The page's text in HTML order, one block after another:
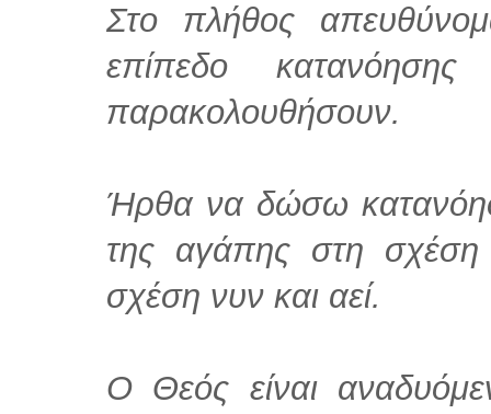
Στο πλήθος
επίπεδο
παρακολουθήσουν.
Ήρθα να δώσω
της αγάπης στη σχέση
σχέση νυν και αεί.
Ο Θεός είναι